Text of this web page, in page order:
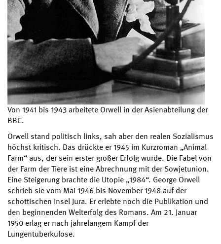
Von 1941 bis 1943 arbeitete Orwell in der Asienabteilung der
BBC.
Orwell stand politisch links, sah aber den realen Sozialismus
höchst kritisch. Das drückte er 1945 im Kurzroman „Animal
Farm“ aus, der sein erster großer Erfolg wurde. Die Fabel von
der Farm der Tiere ist eine Abrechnung mit der Sowjetunion.
Eine Steigerung brachte die Utopie „1984“. George Orwell
schrieb sie vom Mai 1946 bis November 1948 auf der
schottischen Insel Jura. Er erlebte noch die Publikation und
den beginnenden Welterfolg des Romans. Am 21. Januar
1950 erlag er nach jahrelangem Kampf der
Lungentuberkulose.